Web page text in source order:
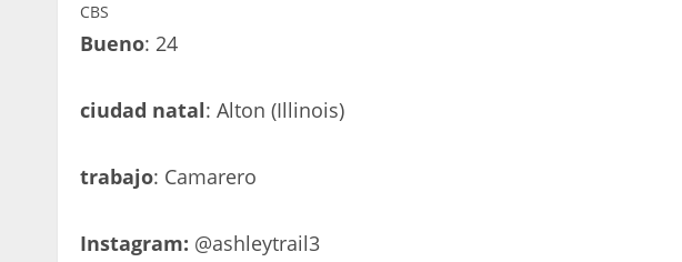
CBS
Bueno: 24
ciudad natal: Alton (Illinois)
trabajo: Camarero
Instagram: @ashleytrail3